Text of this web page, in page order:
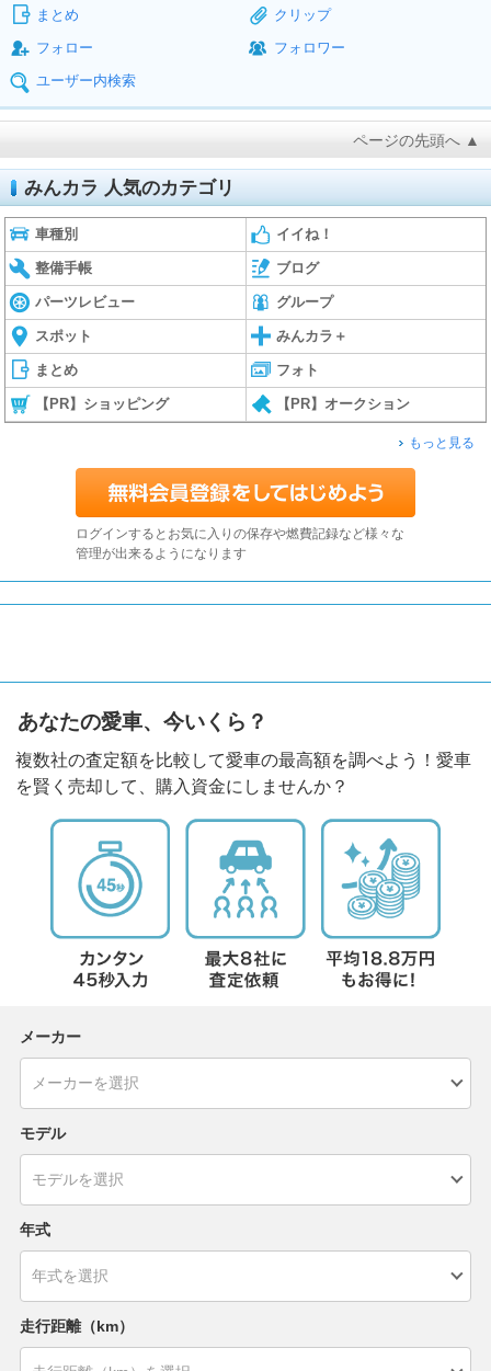
まとめ
クリップ
フォロー
フォロワー
ユーザー内検索
ページの先頭へ ▲
みんカラ 人気のカテゴリ
車種別 イイね！
整備手帳 ブログ
パーツレビュー グループ
スポット みんカラ＋
まとめ フォト
【PR】ショッピング 【PR】オークション
もっと見る
ログインするとお気に入りの保存や燃費記録など様々な
管理が出来るようになります
あなたの愛車、今いくら？
複数社の査定額を比較して愛車の最高額を調べよう！愛車
を賢く売却して、購入資金にしませんか？
メーカー
モデル
年式
走行距離（km）